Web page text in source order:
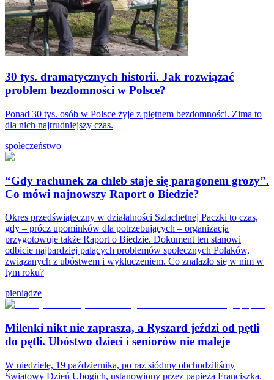
30 tys. dramatycznych historii. Jak rozwiązać
problem bezdomności w Polsce?
Ponad 30 tys. osób w Polsce żyje z piętnem bezdomności. Zima to
dla nich najtrudniejszy czas.
społeczeństwo
“Gdy rachunek za chleb staje się paragonem grozy”.
Co mówi najnowszy Raport o Biedzie?
Okres przedświąteczny w działalności Szlachetnej Paczki to czas,
gdy – prócz upominków dla potrzebujących – organizacja
przygotowuje także Raport o Biedzie. Dokument ten stanowi
odbicie najbardziej palących problemów społecznych Polaków,
związanych z ubóstwem i wykluczeniem. Co znalazło się w nim w
tym roku?
pieniądze
Milenki nikt nie zaprasza, a Ryszard jeździ od pętli
do pętli. Ubóstwo dzieci i seniorów nie maleje
W niedzielę, 19 października, po raz siódmy obchodziliśmy
Światowy Dzień Ubogich, ustanowiony przez papieża Franciszka.